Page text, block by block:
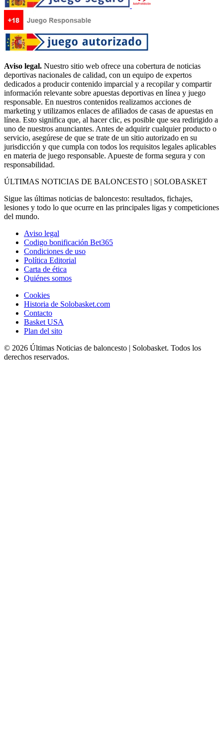
Aviso legal. Nuestro sitio web ofrece una cobertura de noticias
deportivas nacionales de calidad, con un equipo de expertos
dedicados a producir contenido imparcial y a recopilar y compartir
información relevante sobre apuestas deportivas en línea y juego
responsable. En nuestros contenidos realizamos acciones de
marketing y utilizamos enlaces de afiliados de casas de apuestas en
línea. Esto significa que, al hacer clic, es posible que sea redirigido a
uno de nuestros anunciantes. Antes de adquirir cualquier producto o
servicio, asegúrese de que se trate de un sitio autorizado en su
jurisdicción y que cumpla con todos los requisitos legales aplicables
en materia de juego responsable. Apueste de forma segura y con
responsabilidad.
ÚLTIMAS NOTICIAS DE BALONCESTO | SOLOBASKET
Sigue las últimas noticias de baloncesto: resultados, fichajes,
lesiones y todo lo que ocurre en las principales ligas y competiciones
del mundo.
Aviso legal
Codigo bonificación Bet365
Condiciones de uso
Política Editorial
Carta de ética
Quiénes somos
Cookies
Historia de Solobasket.com
Contacto
Basket USA
Plan del sito
© 2026 Últimas Noticias de baloncesto | Solobasket. Todos los
derechos reservados.